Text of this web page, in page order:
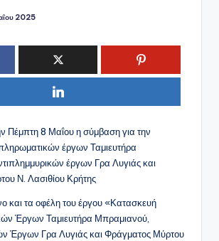
2025
Πέμπτη 8 Μαΐου η σύμβαση για την
έργων Ταμιευτήρα
έργων Γρα Λυγιάς και
Ν. Λασιθίου Κρήτης
και τα οφέλη του έργου «Κατασκευή
Έργων Ταμιευτήρα Μπραμιανού,
Έργων Γρα Λυγιάς και Φράγματος Μύρτου